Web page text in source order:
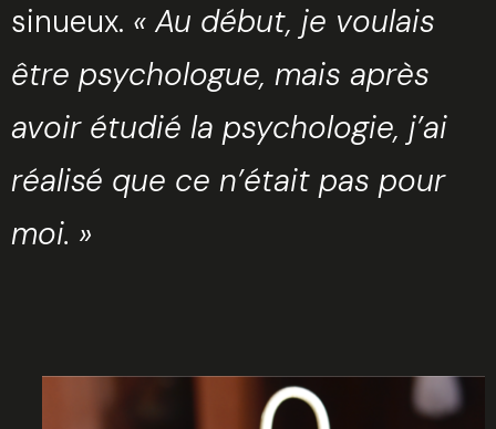
sinueux. « Au début, je voulais
être psychologue, mais après
avoir étudié la psychologie, j’ai
réalisé que ce n’était pas pour
moi. »